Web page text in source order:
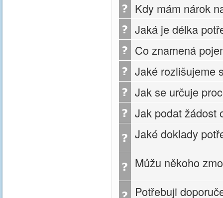
Kdy mám nárok
Jaká je délka
Co znamená
Jaké rozlišujeme
Jak se určuje
Jak podat žádost
Jaké doklady
Můžu někoho
Potřebuji